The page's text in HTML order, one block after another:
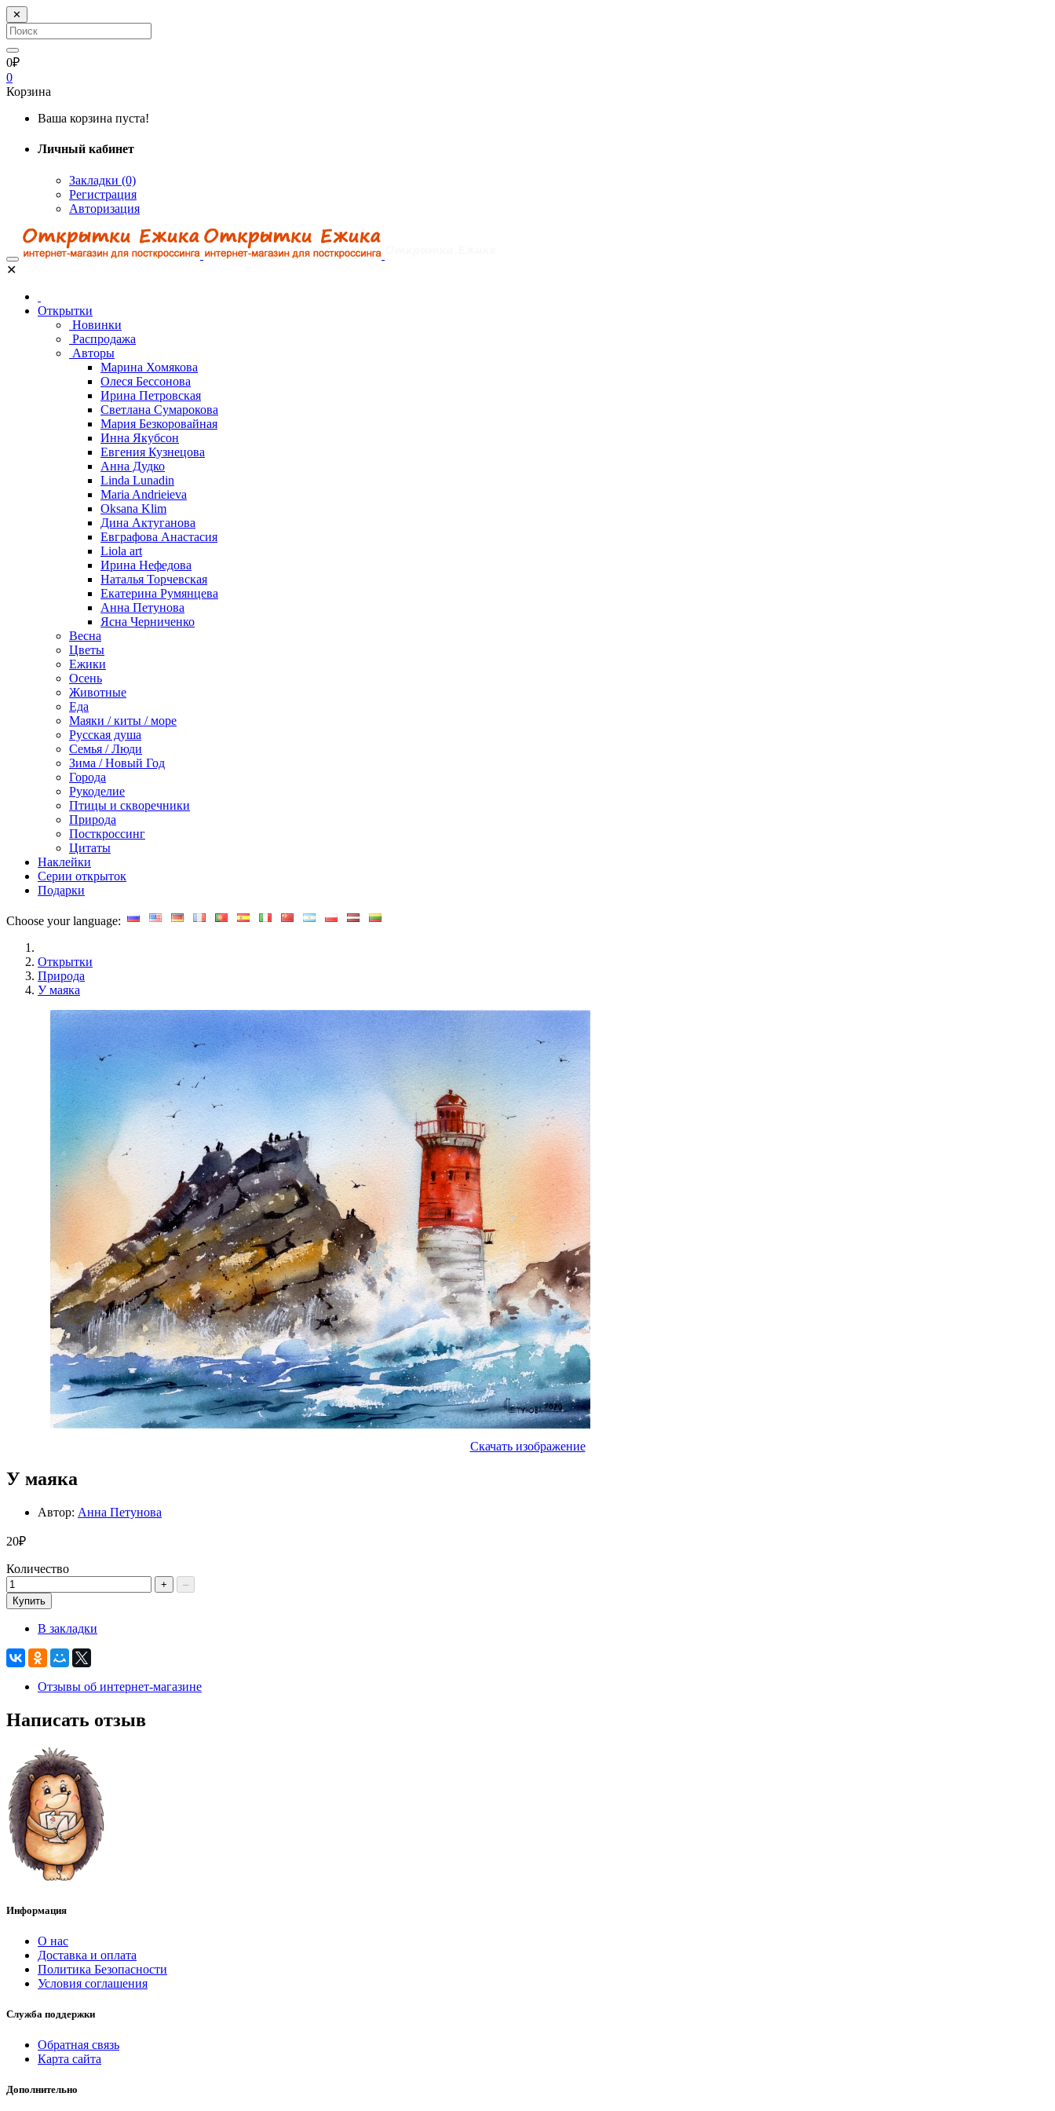
✕
0₽
0
Корзина
Ваша корзина пуста!
Личный кабинет
Закладки (0)
Регистрация
Авторизация
✕
Открытки
Новинки
Распродажа
Авторы
Марина Хомякова
Олеся Бессонова
Ирина Петровская
Светлана Сумарокова
Мария Безкоровайная
Инна Якубсон
Евгения Кузнецова
Анна Дудко
Linda Lunadin
Maria Andrieieva
Oksana Klim
Дина Актуганова
Евграфова Анастасия
Liola art
Ирина Нефедова
Наталья Торчевская
Екатерина Румянцева
Анна Петунова
Ясна Черниченко
Весна
Цветы
Ежики
Осень
Животные
Еда
Маяки / киты / море
Русская душа
Семья / Люди
Зима / Новый Год
Города
Рукоделие
Птицы и скворечники
Природа
Посткроссинг
Цитаты
Наклейки
Серии открыток
Подарки
Choose your language:
Открытки
Природа
У маяка
Скачать изображение
У маяка
Автор: Анна Петунова
20₽
Количество
+
–
Купить
В закладки
Отзывы об интернет-магазине
Написать отзыв
Информация
О нас
Доставка и оплата
Политика Безопасности
Условия соглашения
Служба поддержки
Обратная связь
Карта сайта
Дополнительно